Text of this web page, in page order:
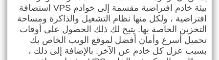
استضافة VPS بيئة خادم افتراضية مقسمة إلى خوادم
افتراضية ، ولكل منها نظام التشغيل والذاكرة ومساحة
التخزين الخاصة بها. يتيح لك ذلك الحصول على أوقات
تحميل أسرع وأمان أفضل لموقع الويب الخاص بك
بسبب عزل كل خادم عن الآخر. بالإضافة إلى ذلك ،